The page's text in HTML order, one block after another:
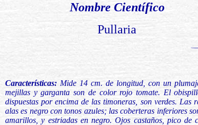
Nombre Científico
Pullaria
Características: Mide 14 cm. de longitud, con un
mejillas y garganta son de color rojo tomate. El
dispuestas por encima de las timoneras, son verdes.
alas es negro con tonos azules; las coberteras inferiores
amarillos, y estriadas en negro. Ojos castaños, pico